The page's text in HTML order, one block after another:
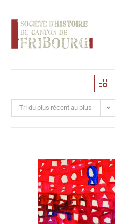
Tri du plus récent au plus